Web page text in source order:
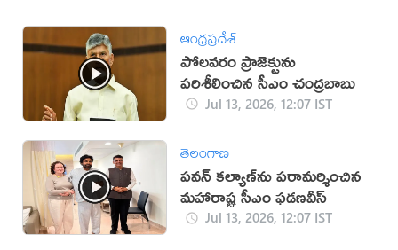
ఆంధ్రప్రదేశ్
పోలవరం ప్రాజెక్టును
పరిశీలించిన సీఎం చంద్రబాబు
Jul 13, 2026, 12:07 IST
తెలంగాణ
పవన్ కల్యాణ్‌ను పరామర్శించిన
మహారాష్ట్ర సీఎం ఫడణవీస్
Jul 13, 2026, 12:07 IST